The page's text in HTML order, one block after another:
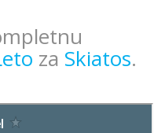
za Skiatos.